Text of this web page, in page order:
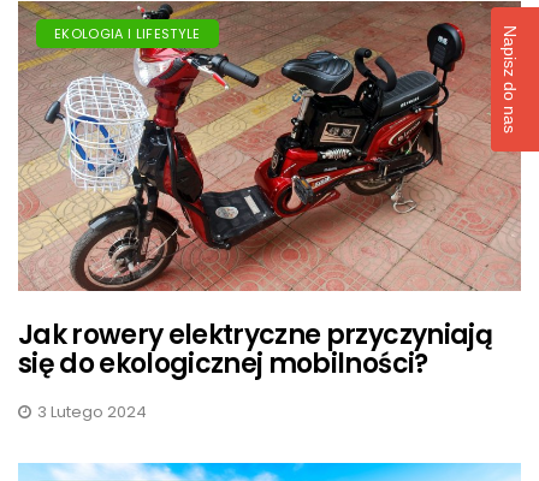
EKOLOGIA I LIFESTYLE
Jak rowery elektryczne przyczyniają
się do ekologicznej mobilności?
3 Lutego 2024
Napisz do nas